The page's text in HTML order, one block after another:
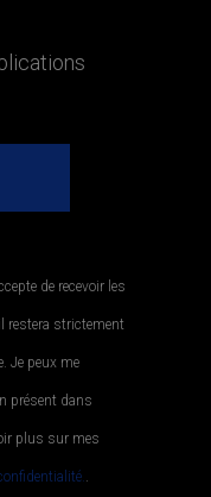
de recevoir les
restera strictement
Je peux me
présent dans
plus sur mes
.